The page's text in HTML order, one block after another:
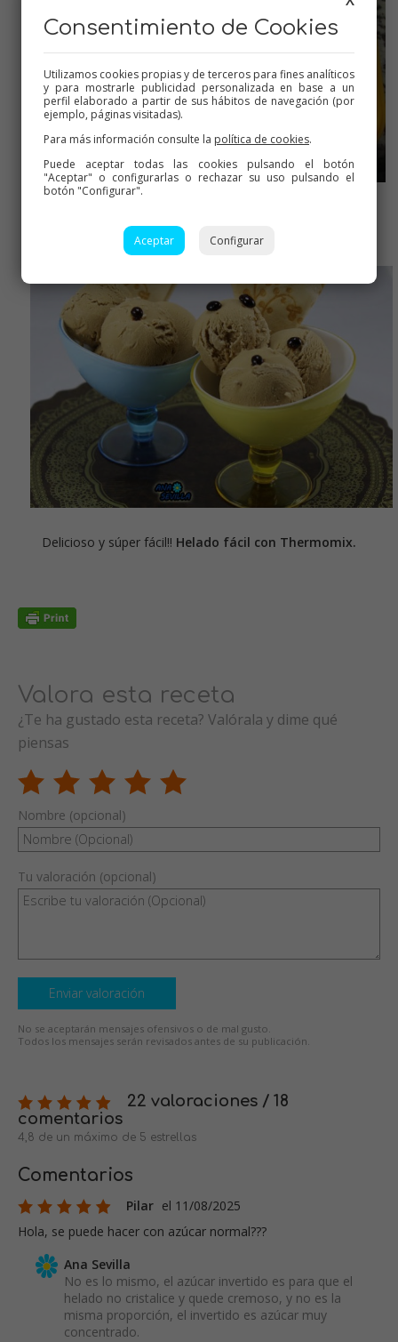
Delicioso y súper fácil!! Helado fácil con Thermomix.
Valora esta receta
¿Te ha gustado esta receta? Valórala y dime qué
piensas
Nombre (opcional)
Tu valoración (opcional)
Enviar valoración
No se aceptarán mensajes ofensivos o de mal gusto.
Todos los mensajes serán revisados antes de su publicación.
22 valoraciones / 18
comentarios
4,8 de un máximo de 5 estrellas
Comentarios
Pilar el 11/08/2025
Hola, se puede hacer con azúcar normal???
Ana Sevilla
No es lo mismo, el azúcar invertido es para que el
helado no cristalice y quede cremoso, y no es la
misma proporción, el invertido es azúcar muy
concentrado.
Consentimiento de Cookies
Utilizamos cookies propias y de terceros para fines analíticos
y para mostrarle publicidad personalizada en base a un
perfil elaborado a partir de sus hábitos de navegación (por
ejemplo, páginas visitadas).
Para más información consulte la política de cookies.
Puede aceptar todas las cookies pulsando el botón
"Aceptar" o configurarlas o rechazar su uso pulsando el
botón "Configurar".
Aceptar Configurar